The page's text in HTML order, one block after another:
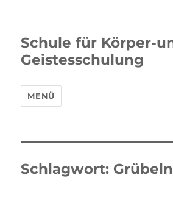
Schule für Körper-
Geistesschulung
MENÜ
Schlagwort: